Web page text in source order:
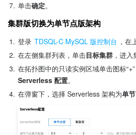
7. 单击确定。
集群版切换为单节点版架构
1. 登录 TDSQL-C MySQL 版控制台 ，在
2. 在左侧集群列表，单击目标集群 ，进入
3. 在拓扑图中的只读实例区域单击图标
Serverless 配置。
4. 在弹窗下，选择 Serverless 架构为单